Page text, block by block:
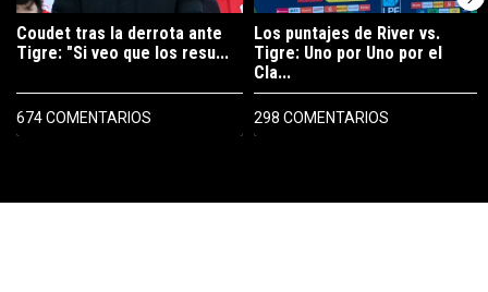
Coudet tras la derrota ante
Tigre: "Si veo que los resu...
674 COMENTARIOS
Los puntajes de River vs.
Tigre: Uno por Uno por el
Cla...
298 COMENTARIOS